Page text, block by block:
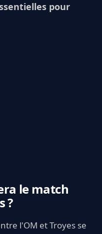
pour
le match
?
l'OM et Troyes se